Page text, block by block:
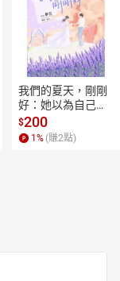
我們的夏天，剛剛
好：她以為自己只
是逃離一段失敗的
愛，卻在薰衣草盛
開的山裡，重新學
$200
1 % (賺2點)